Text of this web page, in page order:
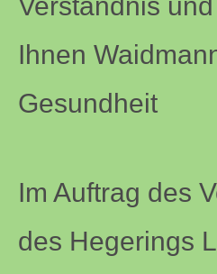
Ihnen
Gesundheit
Im Auftrag des
des Hegerings